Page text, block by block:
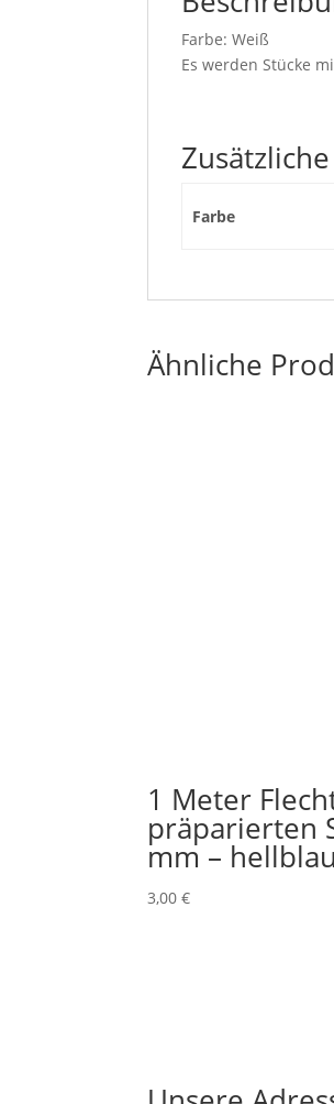
Farbe: Weiß
Es werden Stücke
Farbe
Ähnliche
1 Meter
präparierten
mm – hellblau
3,00€